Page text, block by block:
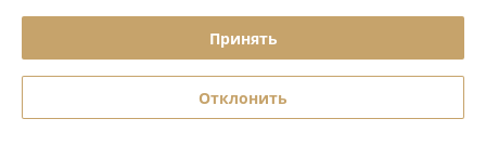
Политика обработки cookies
Сайт создан на платформе Deal.by
Принять
Отклонить